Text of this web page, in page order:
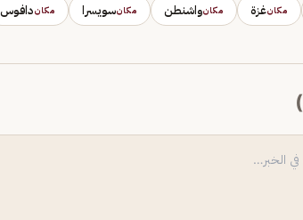
مكانغزة مكانواشنطن مكانسويسرا مكاندافوس
)